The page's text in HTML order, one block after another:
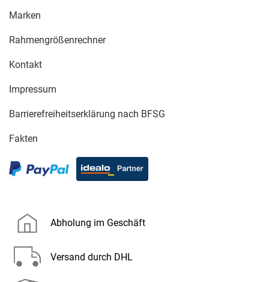
Marken
Rahmengrößenrechner
Kontakt
Impressum
Barrierefreiheitserklärung nach BFSG
Fakten
Abholung im Geschäft
Versand durch DHL